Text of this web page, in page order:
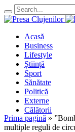
Acasă
Business
Lifestyle
Știință
Sport
Sănătate
Politică
Externe
Călătorii
Prima pagină »
multiple reguli de